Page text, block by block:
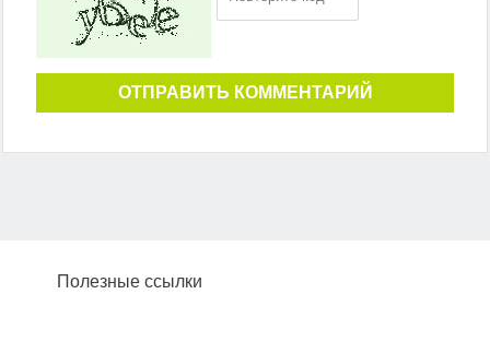
ОТПРАВИТЬ КОММЕНТАРИЙ
Полезные ссылки